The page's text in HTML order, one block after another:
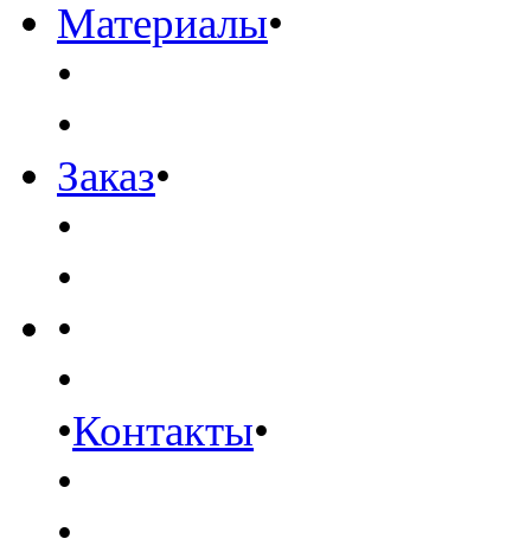
Материалы•
•
•
Заказ•
•
•
•
•
•Контакты•
•
•